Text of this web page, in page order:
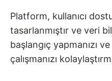
Platform, kullanıcı
tasarlanmıştır ve veri
başlangıç yapmanızı
çalışmanızı